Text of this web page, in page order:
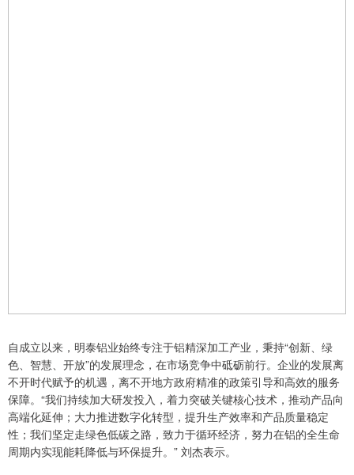
自成立以来，明泰铝业始终专注于铝精深加工产业，秉持“创新、绿
色、智慧、开放”的发展理念，在市场竞争中砥砺前行。企业的发展离
不开时代赋予的机遇，离不开地方政府精准的政策引导和高效的服务
保障。“我们持续加大研发投入，着力突破关键核心技术，推动产品向
高端化延伸；大力推进数字化转型，提升生产效率和产品质量稳定
性；我们坚定走绿色低碳之路，致力于循环经济，努力在铝的全生命
周期内实现能耗降低与环保提升。” 刘杰表示。